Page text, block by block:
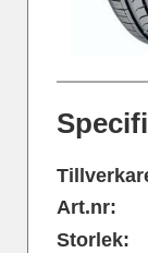
Art.nr:
Storlek: